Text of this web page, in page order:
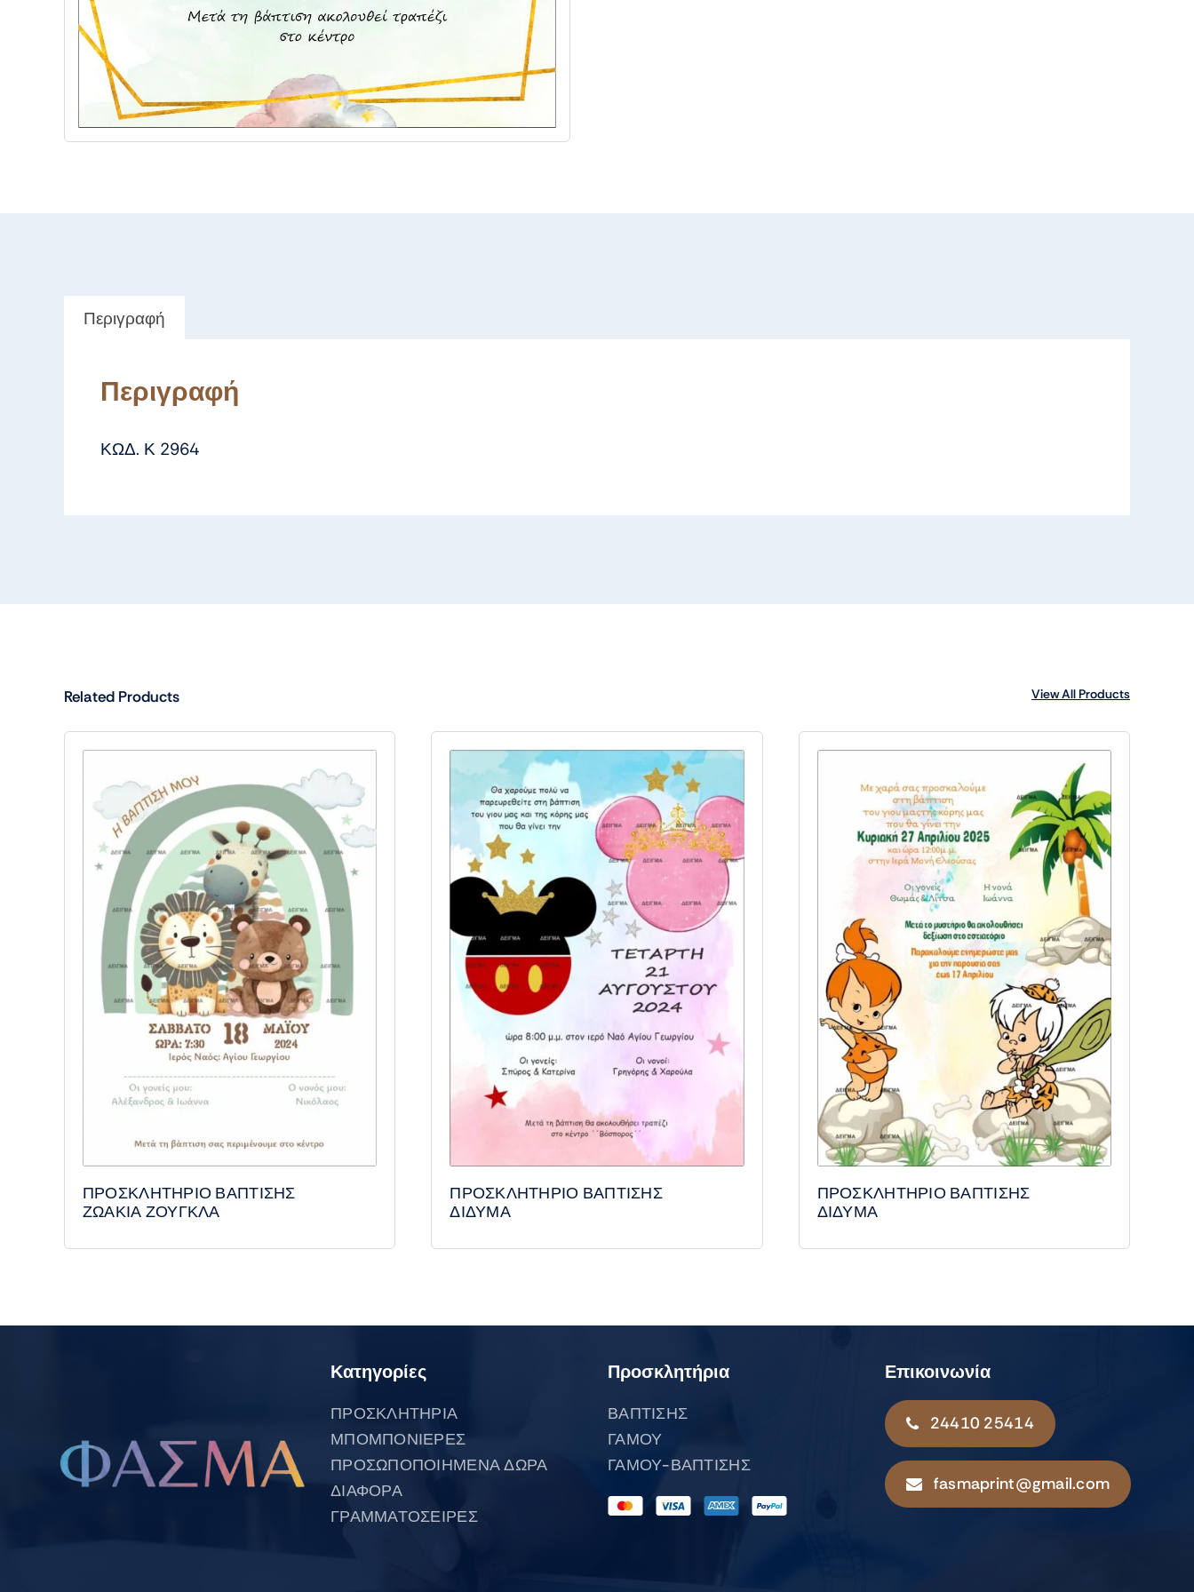
Περιγραφή
Περιγραφή
ΚΩΔ. Κ 2964
Related Products View All Products
ΠΡΟΣΚΛΗΤΗΡΙΟ ΒΑΠΤΙΣΗΣ
ΖΩΑΚΙΑ ΖΟΥΓΚΛΑ
ΠΡΟΣΚΛΗΤΗΡΙΟ ΒΑΠΤΙΣΗΣ
ΔΙΔΥΜΑ
ΠΡΟΣΚΛΗΤΗΡΙΟ ΒΑΠΤΙΣΗΣ
ΔΙΔΥΜΑ
Κατηγορίες
ΠΡΟΣΚΛΗΤΗΡΙΑ
ΜΠΟΜΠΟΝΙΕΡΕΣ
ΠΡΟΣΩΠΟΠΟΙΗΜΕΝΑ ΔΩΡΑ
ΔΙΑΦΟΡΑ
ΓΡΑΜΜΑΤΟΣΕΙΡΕΣ
Προσκλητήρια
ΒΑΠΤΙΣΗΣ
ΓΑΜΟΥ
ΓΑΜΟΥ-ΒΑΠΤΙΣΗΣ
Επικοινωνία
24410 25414
fasmaprint@gmail.com